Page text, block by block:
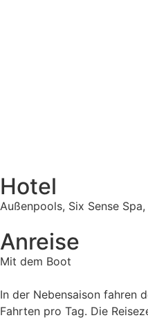
Hotel
Außenpools, Six Sense
Anreise
Mit dem Boot
In der Nebensaison fahren
Fahrten pro Tag. Die